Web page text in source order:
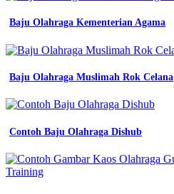
Baju Olahraga Kementerian Agama
Baju Olahraga Muslimah Rok Celana
Contoh Baju Olahraga Dishub